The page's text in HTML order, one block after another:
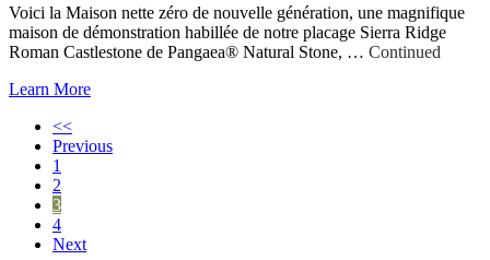
Voici la Maison nette zéro de nouvelle génération, une magnifique
maison de démonstration habillée de notre placage Sierra Ridge
Roman Castlestone de Pangaea® Natural Stone, … Continued
Learn More
<<
Previous
1
2
3
4
Next